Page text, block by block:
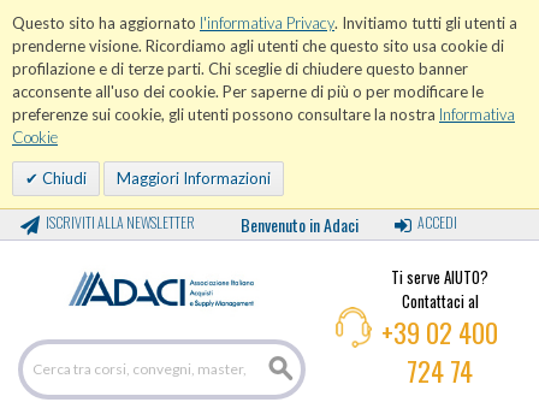
Questo sito ha aggiornato l'informativa Privacy. Invitiamo tutti gli utenti a
prenderne visione. Ricordiamo agli utenti che questo sito usa cookie di
profilazione e di terze parti. Chi sceglie di chiudere questo banner
acconsente all'uso dei cookie. Per saperne di più o per modificare le
preferenze sui cookie, gli utenti possono consultare la nostra Informativa
Cookie
Chiudi Maggiori Informazioni
ISCRIVITI ALLA NEWSLETTER Benvenuto in Adaci ACCEDI
Ti serve AIUTO?
Contattaci al
+39 02 400
724 74